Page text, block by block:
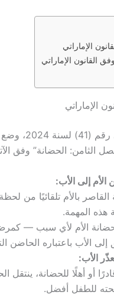
الإماراتي
القانون الإماراتي
الإماراتي
في
الثامن: الحضانة” وفق
الأم إلى الأب:
القاصر بالأم تلقائيًا من
هذه المهمة.
الأم لأي سبب —
إلى الأب باعتباره الحاضن
الأب:
أو أهلًا للحضانة،
للطفل أفضل.